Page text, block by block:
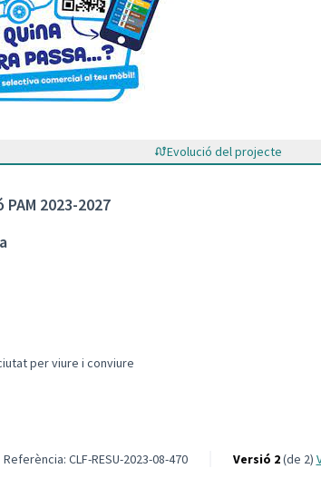
Evolució del projecte
2023-2027
per: Municipi
en filtrar per: La ciutat per viure i conviure
per viure i conviure
Referència: CLF-RESU-2023-08-470 Versió 2(de 2)